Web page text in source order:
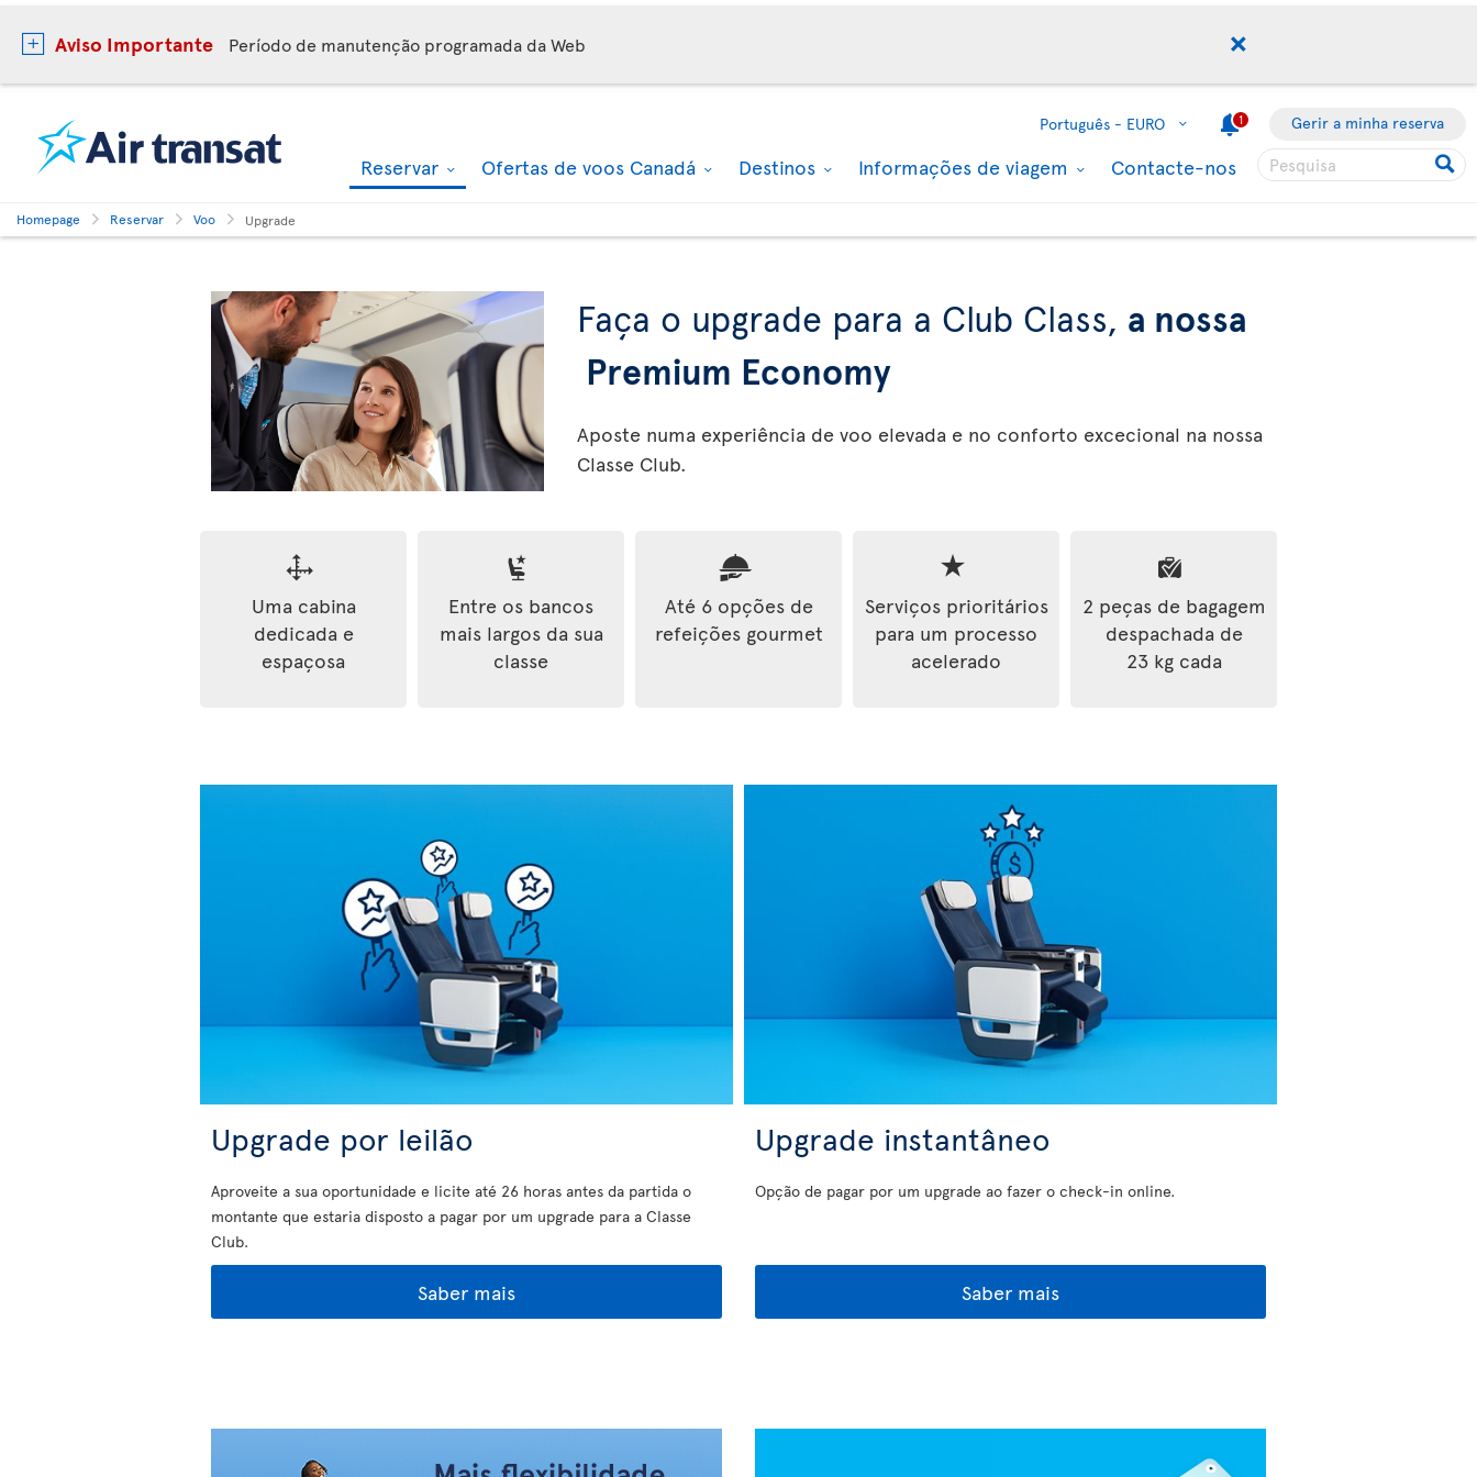
Aviso Importante Período de manutenção programada da Web
Português - EURO 1 Gerir a minha reserva
Reservar Ofertas de voos Canadá Destinos Informações de viagem Contacte-nos
Homepage Reservar Voo Upgrade
Faça o upgrade para a Club Class, a nossa
Premium Economy
Aposte numa experiência de voo elevada e no conforto excecional na nossa
Classe Club.
Uma cabina
dedicada e
espaçosa
Entre os bancos
mais largos da sua
classe
Até 6 opções de
refeições gourmet
Serviços prioritários
para um processo
acelerado
2 peças de bagagem
despachada de
23 kg cada
Upgrade por leilão
Aproveite a sua oportunidade e licite até 26 horas antes da partida o
montante que estaria disposto a pagar por um upgrade para a Classe
Club.
Saber mais
Upgrade instantâneo
Opção de pagar por um upgrade ao fazer o check-in online.
Saber mais